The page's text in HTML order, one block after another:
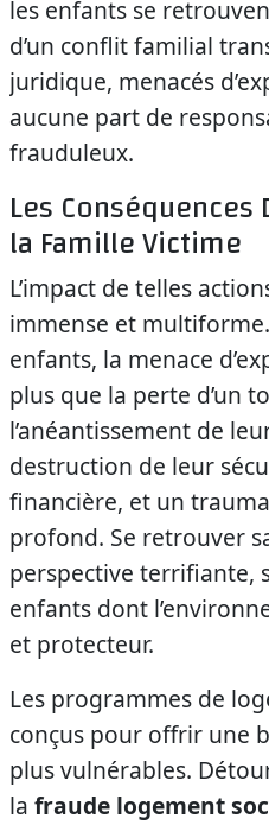
les enfants se
d’un conflit familial
juridique, menacés
aucune part de
frauduleux.
Les
la Famille Victime
L’impact de telles
immense et
enfants, la menace
plus que la perte d’un
l’anéantissement de
destruction de leur
financière, et un
profond. Se retrouver
perspective terrifiante,
enfants dont
et protecteur.
Les programmes de
conçus pour offrir une
plus vulnérables.
la fraude logement